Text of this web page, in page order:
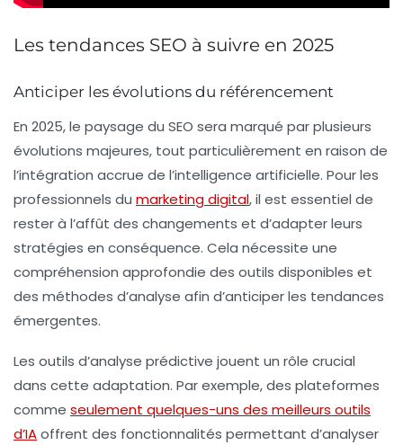
Les tendances SEO à suivre en 2025
Anticiper les évolutions du référencement
En 2025, le paysage du SEO sera marqué par plusieurs
évolutions majeures, tout particulièrement en raison de
l’intégration accrue de l’intelligence artificielle. Pour les
professionnels du marketing digital, il est essentiel de
rester à l’affût des changements et d’adapter leurs
stratégies en conséquence. Cela nécessite une
compréhension approfondie des outils disponibles et
des méthodes d’analyse afin d’anticiper les tendances
émergentes.
Les outils d’analyse prédictive jouent un rôle crucial
dans cette adaptation. Par exemple, des plateformes
comme seulement quelques-uns des meilleurs outils
d’IAoffrent des fonctionnalités permettant d’analyser